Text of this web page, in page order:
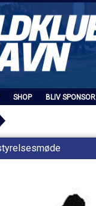
SHOP BLIV SPONSOR